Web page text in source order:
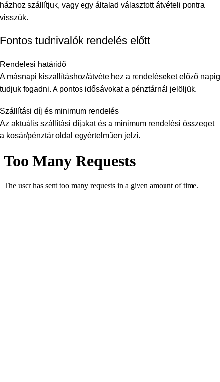
házhoz szállítjuk, vagy egy általad választott átvételi pontra
visszük.
Fontos tudnivalók rendelés előtt
Rendelési határidő
A másnapi kiszállításhoz/átvételhez a rendeléseket előző napig
tudjuk fogadni. A pontos idősávokat a pénztárnál jelöljük.
Szállítási díj és minimum rendelés
Az aktuális szállítási díjakat és a minimum rendelési összeget
a kosár/pénztár oldal egyértelműen jelzi.